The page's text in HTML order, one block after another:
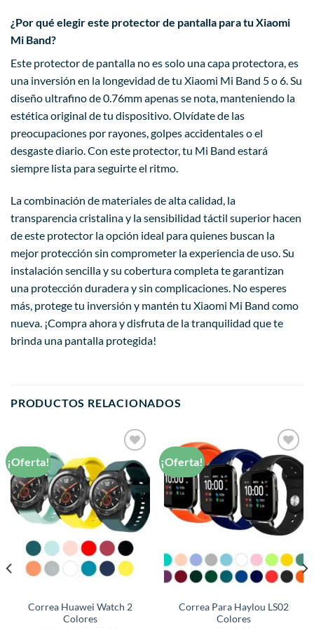
¿Por qué elegir este protector de pantalla para tu Xiaomi
Mi Band?
Este protector de pantalla no es solo una capa protectora, es
una inversión en la longevidad de tu Xiaomi Mi Band 5 o 6. Su
diseño ultrafino de 0.76mm apenas se nota, manteniendo la
estética original de tu dispositivo. Olvídate de las
preocupaciones por rayones, golpes accidentales o el
desgaste diario. Con este protector, tu Mi Band estará
siempre lista para seguirte el ritmo.
La combinación de materiales de alta calidad, la
transparencia cristalina y la sensibilidad táctil superior hacen
de este protector la opción ideal para quienes buscan la
mejor protección sin comprometer la experiencia de uso. Su
instalación sencilla y su cobertura completa te garantizan
una protección duradera y sin complicaciones. No esperes
más, protege tu inversión y mantén tu Xiaomi Mi Band como
nueva. ¡Compra ahora y disfruta de la tranquilidad que te
brinda una pantalla protegida!
PRODUCTOS RELACIONADOS
¡Oferta!
Añadir
a la
lista de
deseos
Correa Huawei Watch 2
Colores
¡Oferta!
Añadir
a la
lista de
deseos
Correa Para Haylou LS02
Colores